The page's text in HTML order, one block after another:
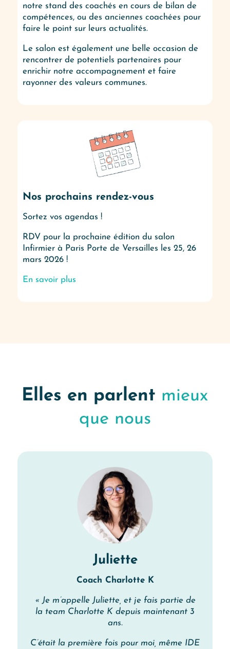
notre stand des coachés en cours de bilan de
compétences, ou des anciennes coachées pour
faire le point sur leurs actualités.
Le salon est également une belle occasion de
rencontrer de potentiels partenaires pour
enrichir notre accompagnement et faire
rayonner des valeurs communes.
Nos prochains rendez-vous
Sortez vos agendas !
RDV pour la prochaine édition du salon
Infirmier à Paris Porte de Versailles les 25, 26
mars 2026 !
En savoir plus
Elles en parlent mieux
que nous
Juliette
Coach Charlotte K
« Je m’appelle Juliette, et je fais partie de
la team Charlotte K depuis maintenant 3
ans.
C’était la première fois pour moi, même IDE